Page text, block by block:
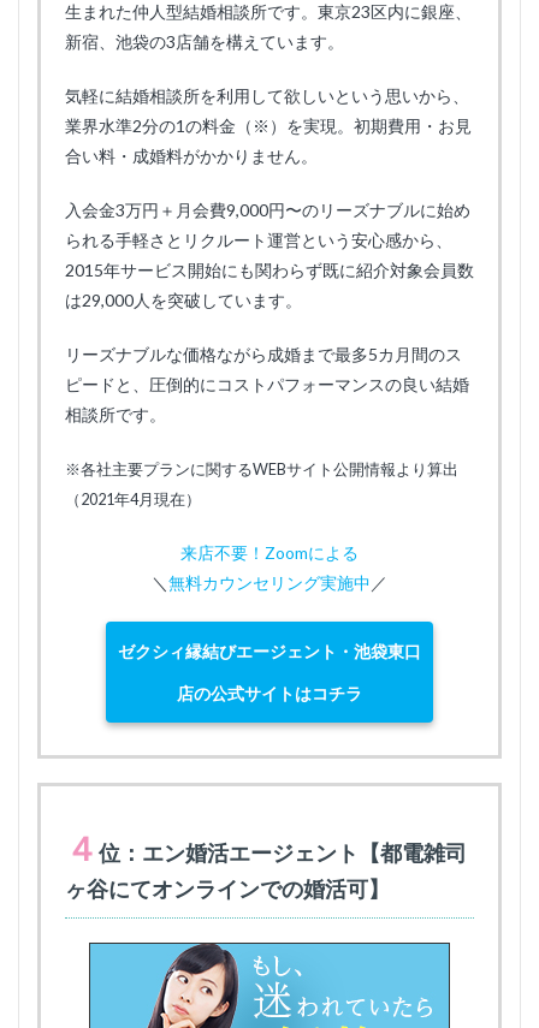
生まれた仲人型結婚相談所です。東京23区内に銀座、
新宿、池袋の3店舗を構えています。
気軽に結婚相談所を利用して欲しいという思いから、
業界水準2分の1の料金（※）を実現。初期費用・お見
合い料・成婚料がかかりません。
入会金3万円＋月会費9,000円〜のリーズナブルに始め
られる手軽さとリクルート運営という安心感から、
2015年サービス開始にも関わらず既に紹介対象会員数
は29,000人を突破しています。
リーズナブルな価格ながら成婚まで最多5カ月間のス
ピードと、圧倒的にコストパフォーマンスの良い結婚
相談所です。
※各社主要プランに関するWEBサイト公開情報より算出
（2021年4月現在）
来店不要！Zoomによる
＼ 無料カウンセリング実施中 ／
ゼクシィ縁結びエージェント・池袋東口
店の公式サイトはコチラ
４ 位：エン婚活エージェント【都電雑司
ヶ谷にてオンラインでの婚活可】